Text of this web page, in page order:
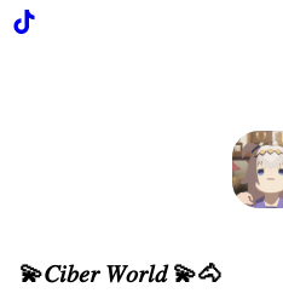
💫𝐶𝑖𝑏𝑒𝑟 𝑊𝑜𝑟𝑙𝑑 💫🐴